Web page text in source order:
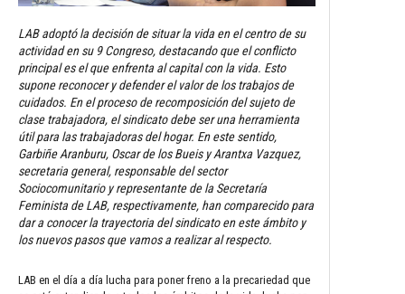
LAB adoptó la decisión de situar la vida en el centro de su
actividad en su 9 Congreso, destacando que el conflicto
principal es el que enfrenta al capital con la vida. Esto
supone reconocer y defender el valor de los trabajos de
cuidados. En el proceso de recomposición del sujeto de
clase trabajadora, el sindicato debe ser una herramienta
útil para las trabajadoras del hogar. En este sentido,
Garbiñe Aranburu, Oscar de los Bueis y Arantxa Vazquez,
secretaria general, responsable del sector
Sociocomunitario y representante de la Secretaría
Feminista de LAB, respectivamente, han comparecido para
dar a conocer la trayectoria del sindicato en este ámbito y
los nuevos pasos que vamos a realizar al respecto.
LAB en el día a día lucha para poner freno a la precariedad que